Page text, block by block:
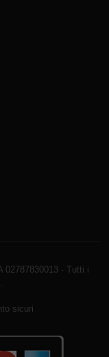
02787830013 - Tutti i
sicuri